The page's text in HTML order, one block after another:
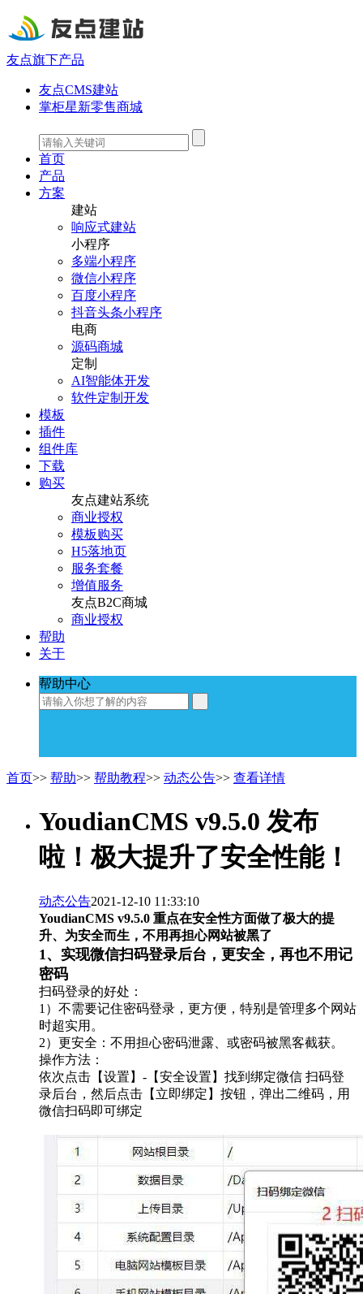
友点旗下产品
友点CMS建站
掌柜星新零售商城
首页
产品
方案
建站
响应式建站
小程序
多端小程序
微信小程序
百度小程序
抖音头条小程序
电商
源码商城
定制
AI智能体开发
软件定制开发
模板
插件
组件库
下载
购买
友点建站系统
商业授权
模板购买
H5落地页
服务套餐
增值服务
友点B2C商城
商业授权
帮助
关于
帮助中心
首页>> 帮助>> 帮助教程>> 动态公告>> 查看详情
YoudianCMS v9.5.0 发布
啦！极大提升了安全性能！
动态公告2021-12-10 11:33:10
YoudianCMS v9.5.0 重点在安全性方面做了极大的提
升、为安全而生，不用再担心网站被黑了
1、实现微信扫码登录后台，更安全，再也不用记
密码
扫码登录的好处：
1）不需要记住密码登录，更方便，特别是管理多个网站
时超实用。
2）更安全：不用担心密码泄露、或密码被黑客截获。
操作方法：
依次点击【设置】-【安全设置】找到绑定微信 扫码登
录后台，然后点击【立即绑定】按钮，弹出二维码，用
微信扫码即可绑定